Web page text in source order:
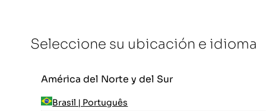
Seleccione su ubicación e idioma
América del Norte y del Sur
Brasil | Português